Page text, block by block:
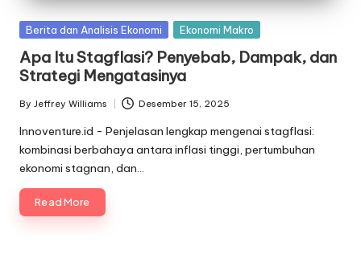
Posted
Berita dan Analisis Ekonomi Ekonomi Makro
Apa Itu Stagflasi? Penyebab, Dampak, dan
Strategi Mengatasinya
Posted
by
By Jeffrey Williams Desember 15, 2025
Innoventure.id - Penjelasan lengkap mengenai stagflasi:
kombinasi berbahaya antara inflasi tinggi, pertumbuhan
ekonomi stagnan, dan…
Read More